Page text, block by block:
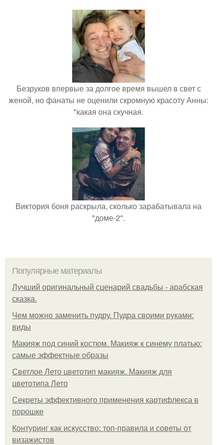
Безруков впервые за долгое время вышел в свет с
женой, но фанаты не оценили скромную красоту Анны:
"какая она скучная.
Виктория боня раскрыла, сколько зарабатывала на
"доме-2".
Популярные материалы
Лучший оригинальный сценарий свадьбы - арабская
сказка.
Чем можно заменить пудру. Пудра своими руками:
виды
Макияж под синий костюм. Макияж к синему платью:
самые эффектные образы
Светлое Лето цветотип макияж. Макияж для
цветотипа Лето
Секреты эффективного применения картифлекса в
порошке
Контуринг как искусство: топ-правила и советы от
визажистов